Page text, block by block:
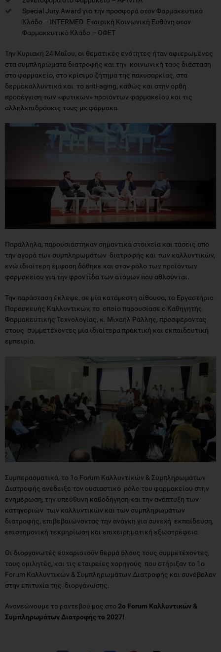
Special Jury Award για την προσφορά στον Φαρμακευτικό
Κλάδο – INTERMED Εταιρική Κοινωνική Ευθύνη στον
Φαρμακευτικό Κλάδο – ΟΦΕΤ
Την Κυριακή 24 Μαΐου, οι θεματικές ενότητες ήταν αφιερωμένες
στα συμπληρώματα διατροφής και την κοινωνική τους διάσταση
στο φαρμακείο, στο κρίσιμο ζήτημα της παχυσαρκίας, στα
δερμοκαλλυντικά και το anti-aging, καθώς και στην ορθή
προσέγγιση των «φυτικών» προϊόντων φαρμακείου και τις
αλληλεπιδράσεις τους με φάρμακα.
Παράλληλα, παρουσιάστηκαν σημαντικά στοιχεία και τάσεις από
την αγορά των συμπληρωμάτων διατροφής και των καλλυντικών,
ενώ ιδιαίτερη έμφαση δόθηκε και στον ρόλο των προϊόντων
φαρμακείου για την φροντίδα των ατόμων που αθλούνται.
Την παράσταση έκλεψε, σε μία κατάμεστη αίθουσα, το Εργαστήριο
Παρασκευής Καλλυντικών, το οποίο παρουσίασε ο Καθηγητής
Φαρμακευτικής Τεχνολογίας, κ. Μιχαήλ Ράλλης, προσφέροντας
στους συμμετέχοντες μία ιδιαίτερα πρακτική και εκπαιδευτική
εμπειρία.
Συμπερασματικά, το 1ο Forum Καλλυντικών & Συμπληρωμάτων
Διατροφής ανέδειξε τον ουσιαστικό ρόλο του φαρμακείου στην
ενημέρωση, την υπεύθυνη καθοδήγηση και την ανάπτυξη των
κατηγοριών των καλλυντικών και των συμπληρωμάτων
διατροφής, επιβεβαιώνοντας την ανάγκη για συνεχή εκπαίδευση,
επιστημονική τεκμηρίωση και επιχειρηματική εξωστρέφεια.
Οι διοργανωτές ευχαριστούν θερμά όλους τους συμμετέχοντες,
τους ομιλητές, και τις εταιρείες χορηγούς που στήριξαν το 1ο
Forum Καλλυντικών & Συμπληρωμάτων Διατροφής και συνέβαλαν
στην επιτυχία της διοργάνωσης.
Ανανεώνουμε το ραντεβού μας στο 2ο Forum Καλλυντικών &
Συμπληρωμάτων Διατροφής το 2027!